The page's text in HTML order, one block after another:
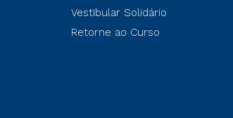
Vestibular Solidário
Retorne ao Curso